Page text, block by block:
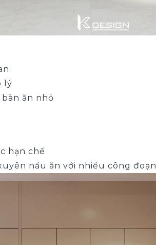
lý
ăn nhỏ
hạn chế
nấu ăn với nhiều công đoạn